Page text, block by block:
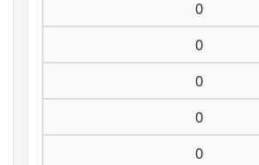
0
0
0
0
0